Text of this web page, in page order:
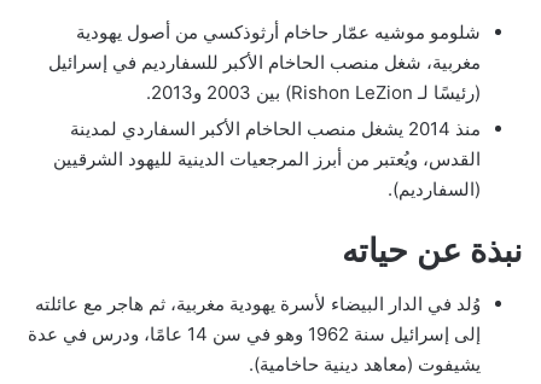
شلومو موشيه عمّار حاخام أرثوذكسي من أصول يهودية
مغربية، شغل منصب الحاخام الأكبر للسفارديم في إسرائيل
(رئيسًا لـ Rishon LeZion) بين 2003 و2013.
منذ 2014 يشغل منصب الحاخام الأكبر السفاردي لمدينة
القدس، ويُعتبر من أبرز المرجعيات الدينية لليهود الشرقيين
(السفارديم).
نبذة عن حياته
وُلد في الدار البيضاء لأسرة يهودية مغربية، ثم هاجر مع عائلته
إلى إسرائيل سنة 1962 وهو في سن 14 عامًا، ودرس في عدة
يشيفوت (معاهد دينية حاخامية).